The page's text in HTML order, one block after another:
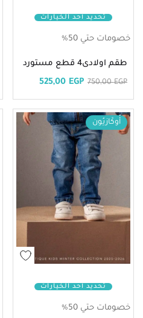
تحديد أحد الخيارات
خصومات حتي 50%
طقم اولادى4 قطع مستورد
750,00EGP
525,00 EGP
تحديد أحد الخيارات
أُوكَازيُون
خصومات حتي 50%